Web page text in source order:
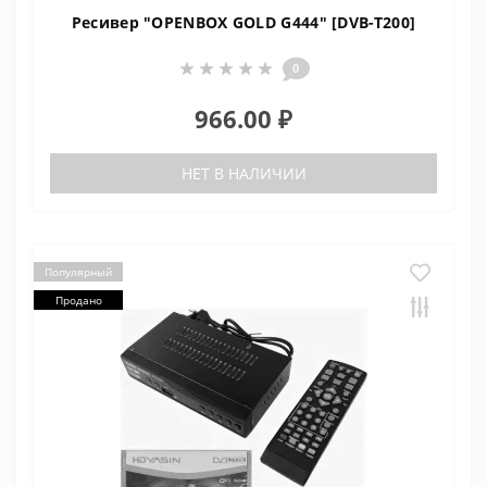
Ресивер "OPENBOX GOLD G444" [DVB-T200]
0
966.00 ₽
НЕТ В НАЛИЧИИ
Популярный
Продано